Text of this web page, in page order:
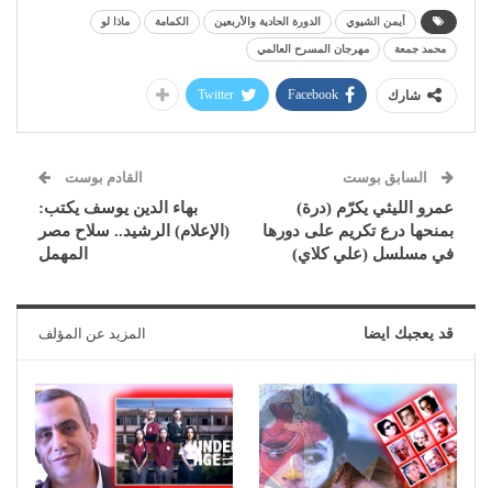
أيمن الشيوي الدورة الحادية والأربعين الكمامة ماذا لو
محمد جمعة مهرجان المسرح العالمي
شارك Facebook
Twitter
السابق بوست
عمرو الليثي يكرّم (درة)
بمنحها درع تكريم على دورها
في مسلسل (علي كلاي)
القادم بوست
بهاء الدين يوسف يكتب:
(الإعلام) الرشيد.. سلاح مصر
المهمل
قد يعجبك ايضا المزيد عن المؤلف